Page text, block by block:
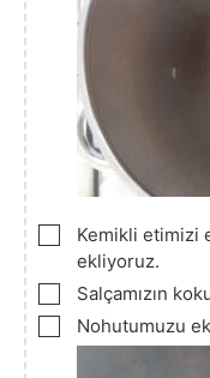
▢
Kemikli etimizi
ekliyoruz.
▢
Salçamızın
▢
Nohutumuzu